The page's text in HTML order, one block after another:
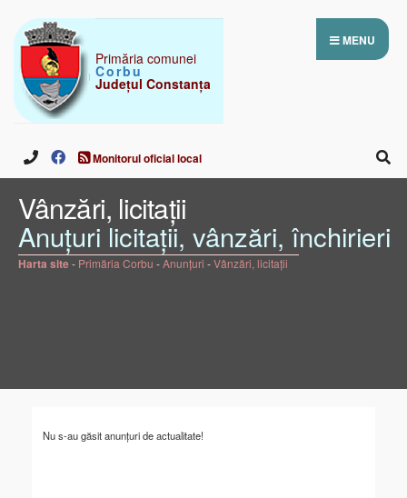
Primăria comunei
Corbu
Județul Constanța
MENU
Monitorul oficial local
Vânzări, licitaţii
Anuţuri licitaţii, vânzări, închirieri
Harta site- Primăria Corbu -Anunţuri -Vânzări, licitaţii